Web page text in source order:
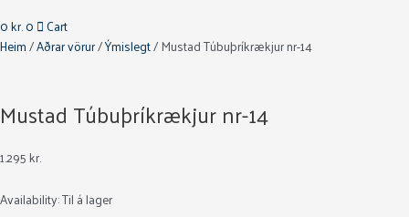
0kr.0 Cart
Heim/Aðrar vörur/Ýmislegt/ Mustad Túbuþríkrækjur nr-14
Mustad Túbuþríkrækjur nr-14
1.295kr.
Availability:Til á lager